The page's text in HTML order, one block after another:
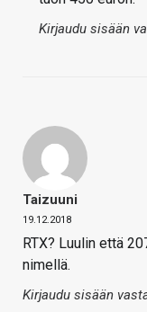
Kirjaudu sisään
Taizuuni
19.12.2018
RTX? Luulin että
nimellä.
Kirjaudu sisään